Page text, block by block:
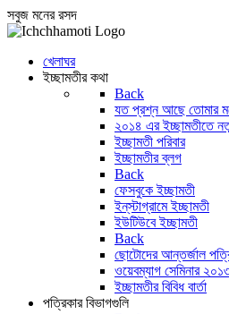
সবুজ মনের রসদ
খেলাঘর
ইচ্ছামতীর কথা
Back
যত প্রশ্ন আছে তোমার
২০১৪ এর ইচ্ছামতীতে
ইচ্ছামতী পরিবার
ইচ্ছামতীর ব্লগ
Back
ফেসবুকে ইচ্ছামতী
ইন্‌স্টাগ্রামে ইচ্ছামতী
ইউটিউবে ইচ্ছামতী
Back
ছোটোদের আন্তর্জাল
ওয়েবম্যাগ সেমিনার
ইচ্ছামতীর বিবিধ বার্তা
পত্রিকার বিভাগগুলি